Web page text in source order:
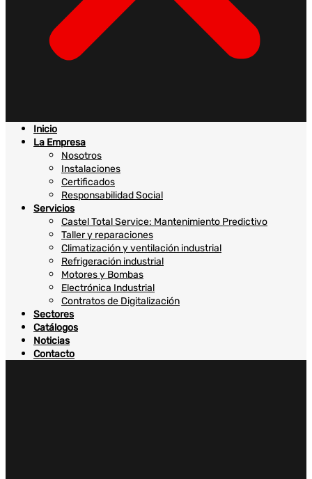
Inicio
La Empresa
Nosotros
Instalaciones
Certificados
Responsabilidad Social
Servicios
Castel Total Service: Mantenimiento Predictivo
Taller y reparaciones
Climatización y ventilación industrial
Refrigeración industrial
Motores y Bombas
Electrónica Industrial
Contratos de Digitalización
Sectores
Catálogos
Noticias
Contacto